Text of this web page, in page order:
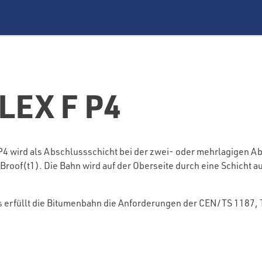
F P4
wird als Abschlussschicht bei der zwei- oder mehrlagigen
Die Bahn wird auf der Oberseite durch eine Schicht
die Bitumenbahn die Anforderungen der CEN/TS 1187,